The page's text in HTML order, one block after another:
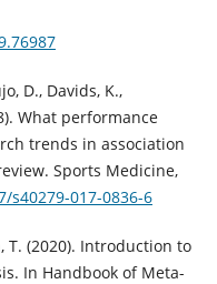
D., Davids, K.,
What performance
trends in association
Sports Medicine,
s40279-017-0836-6
T. (2020). Introduction to
In Handbook of Meta-